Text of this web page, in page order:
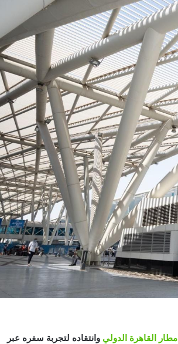
مطار القاهرة الدولي وانتقاده لتجربة سفره عبر